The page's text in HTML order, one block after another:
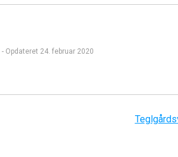
- Opdateret 24. februar 2020